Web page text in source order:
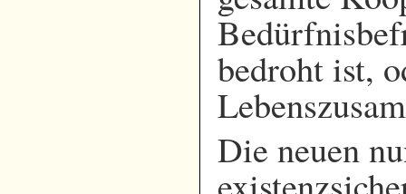
bedroht ist,
Die neuen